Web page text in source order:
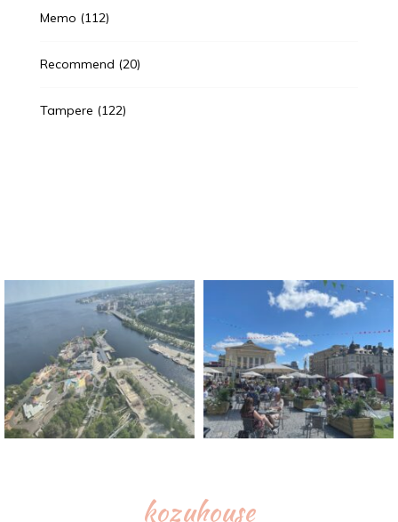
Memo (112)
Recommend (20)
Tampere (122)
kozuhouse